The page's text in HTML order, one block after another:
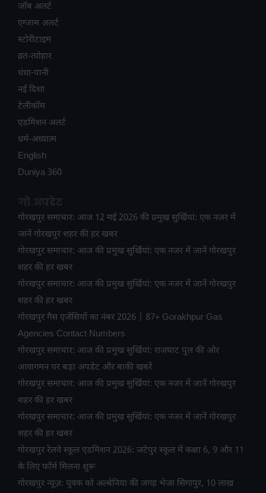
जॉब अलर्ट
एग्जाम अलर्ट
स्टोरीटाइम
व्रत-त्योहार
धंधा-पानी
नई दिशा
टेलीकॉम
ए​डमिशन अलर्ट
धर्म-अध्यात्म
English
Duniya 360
गोरखपुर समाचार: आज 12 मई 2026 की प्रमुख सुर्खियां: एक नजर में
जानें गोरखपुर शहर की हर खबर
गोरखपुर समाचार: आज की प्रमुख सुर्खियां: एक नजर में जानें गोरखपुर
शहर की हर खबर
गोरखपुर समाचार: आज की प्रमुख सुर्खियां: एक नजर में जानें गोरखपुर
शहर की हर खबर
गोरखपुर गैस एजेंसियों का नंबर 2026 | 87+ Gorakhpur Gas
Agencies Contact Numbers
गोरखपुर समाचार: आज की प्रमुख सुर्खियां: राजघाट पुल की ओर
आवागमन पर बड़ा अपडेट और बाकी खबरें
गोरखपुर समाचार: आज की प्रमुख सुर्खियां: एक नजर में जानें गोरखपुर
शहर की हर खबर
गोरखपुर समाचार: आज की प्रमुख सुर्खियां: एक नजर में जानें गोरखपुर
शहर की हर खबर
गोरखपुर रेलवे स्कूल एडमिशन 2026: जटेपुर स्कूल में कक्षा 6, 9 और 11
के लिए फॉर्म मिलना शुरू
गोरखपुर न्यूज़: युवक को अल्बेनिया की जगह भेजा सिंगापुर, 10 लाख